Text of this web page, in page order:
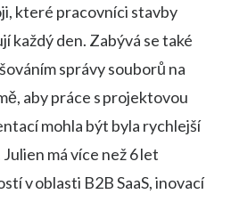
které pracovníci stavby
každý den. Zabývá se také
správy souborů na
aby práce s projektovou
mohla být byla rychlejší
Julien má více než 6 let
v oblasti B2B SaaS, inovací